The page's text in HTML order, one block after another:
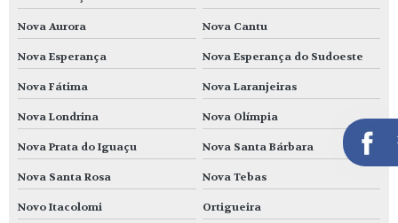
Nova Aurora Nova Cantu
Nova Esperança Nova Esperança do Sudoeste
Nova Fátima Nova Laranjeiras
Nova Londrina Nova Olímpia
Nova Prata do Iguaçu Nova Santa Bárbara
Nova Santa Rosa Nova Tebas
Novo Itacolomi Ortigueira